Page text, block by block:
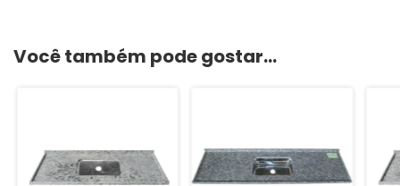
Você também pode gostar...